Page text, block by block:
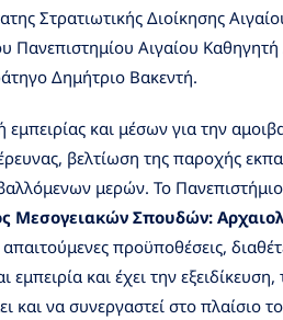
Στρατιωτικής Διοίκησης
Αιγαίου
Δημήτριο Βακεντή.
και μέσων για την
βελτίωση της παροχής
μερών. Το
Μεσογειακών Σπουδών:
προϋποθέσεις,
και έχει την εξειδίκευση,
και να συνεργαστεί στο πλαίσιο